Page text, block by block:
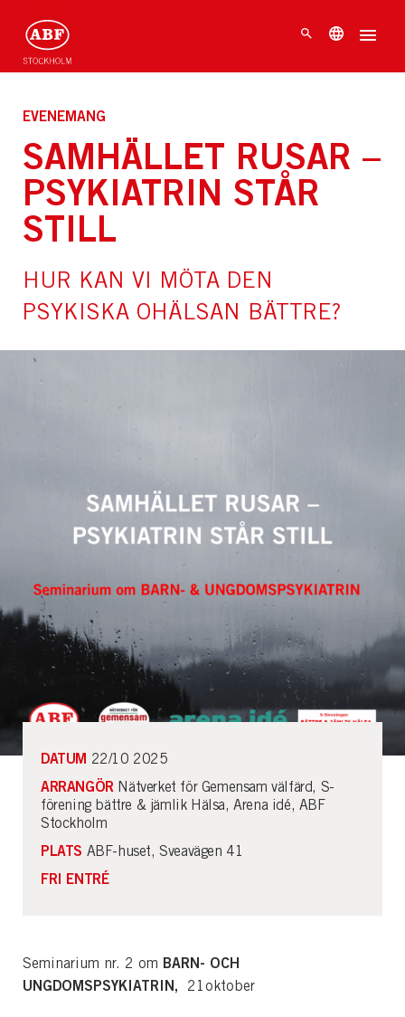
EVENEMANG
SAMHÄLLET RUSAR –
PSYKIATRIN STÅR
STILL
HUR KAN VI MÖTA DEN
PSYKISKA OHÄLSAN BÄTTRE?
Seminarium nr. 2 om BARN- OCH
UNGDOMSPSYKIATRIN, 21oktober
DATUM 22/10 2025
ARRANGÖRNätverket för Gemensam välfärd, S-
förening bättre & jämlik Hälsa, Arena idé, ABF
Stockholm
PLATS ABF-huset, Sveavägen 41
FRI ENTRÉ